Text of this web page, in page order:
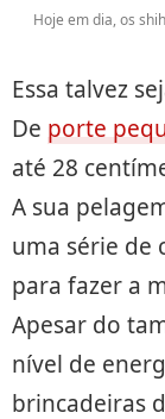
Hoje em dia, os
Essa talvez
De porte
até 28
A sua
uma série de
para fazer a
Apesar do
nível de
brincadeiras